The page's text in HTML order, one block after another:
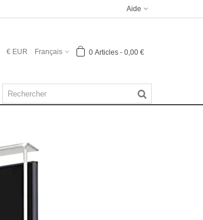
Aide
0 Articles - 0,00 €
Français
€ EUR